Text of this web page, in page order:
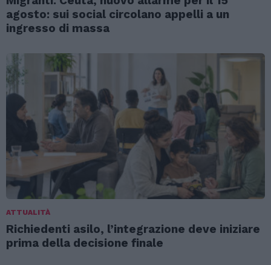
agosto: sui social circolano appelli a un
ingresso di massa
ATTUALITÀ
Richiedenti asilo, l’integrazione deve iniziare
prima della decisione finale